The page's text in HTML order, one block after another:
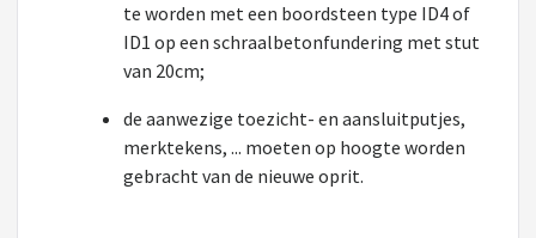
te worden met een boordsteen type ID4 of
ID1 op een schraalbetonfundering met stut
van 20cm;
de aanwezige toezicht- en aansluitputjes,
merktekens, ... moeten op hoogte worden
gebracht van de nieuwe oprit.